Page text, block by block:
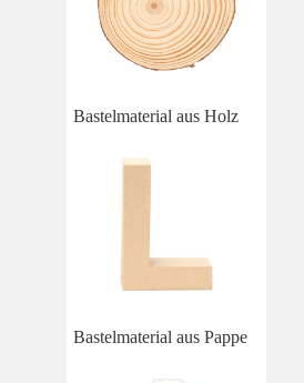
Bastelmaterial aus Holz
Bastelmaterial aus Pappe